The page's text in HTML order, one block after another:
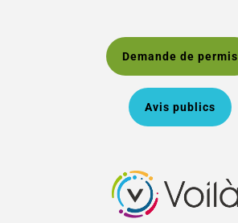
Demande de permis
Avis publics